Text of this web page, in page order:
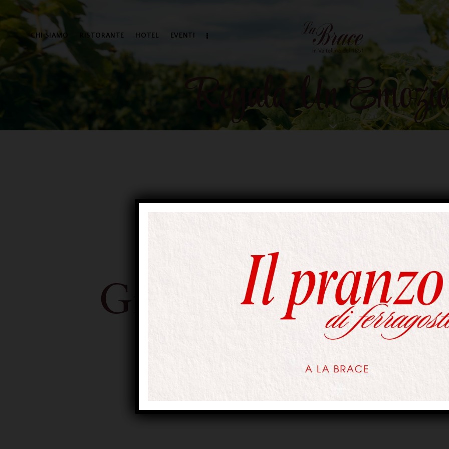
CHI SIAMO RISTORANTE HOTEL EVENTI
Regala Un
Grandi Cose